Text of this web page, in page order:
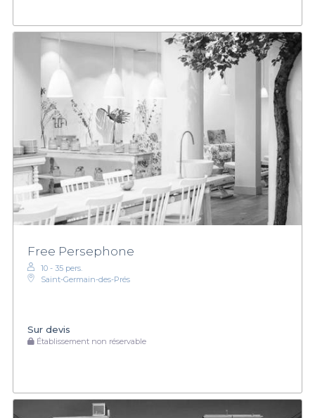
Free Persephone
10 - 35 pers.
Saint-Germain-des-Prés
Sur devis
Établissement non réservable